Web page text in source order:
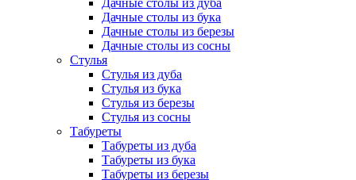
Дачные столы из дуба
Дачные столы из бука
Дачные столы из березы
Дачные столы из сосны
Стулья
Стулья из дуба
Стулья из бука
Стулья из березы
Стулья из сосны
Табуреты
Табуреты из дуба
Табуреты из бука
Табуреты из березы